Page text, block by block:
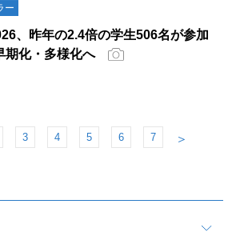
ー
、昨年の2.4倍の学生506名が参加
期化・多様化へ
3 4 5 6 7 ＞